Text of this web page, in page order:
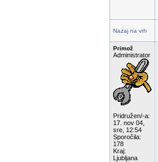
Nazaj na vrh
Primož
Administrator
Pridružen/-a:
17. nov 04,
sre, 12:54
Sporočila:
178
Kraj:
Ljubljana